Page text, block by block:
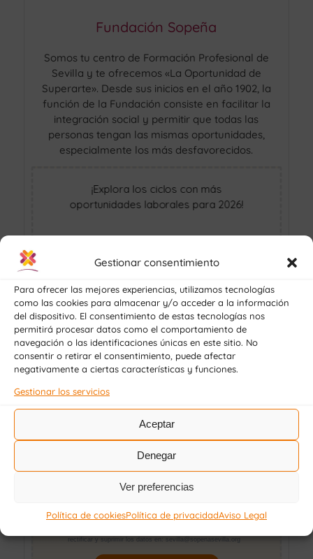
Gestionar consentimiento
Para ofrecer las mejores experiencias, utilizamos tecnologías
como las cookies para almacenar y/o acceder a la información
del dispositivo. El consentimiento de estas tecnologías nos
permitirá procesar datos como el comportamiento de
navegación o las identificaciones únicas en este sitio. No
consentir o retirar el consentimiento, puede afectar
negativamente a ciertas características y funciones.
Gestionar los servicios
Aceptar
Denegar
Ver preferencias
Política de cookiesPolítica de privacidadAviso Legal
Fundación Sopeña
Somos tu centro de Formación Profesional de
Sevilla y te ofrecemos «La Oportunidad de
Superarte». Desde sus inicios en el año 1902, la
función de la Fundación consiste en facilitar la
integración social y permitir que todas las
personas tengan las mismas oportunidades,
especialmente los más desfavorecidos.
¡Explora los ciclos con más
oportunidades laborales para 2026!